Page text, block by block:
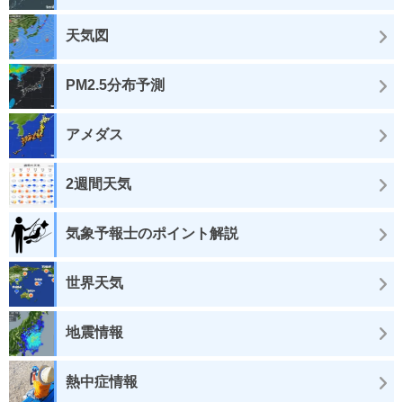
天気図
PM2.5分布予測
アメダス
2週間天気
気象予報士のポイント解説
世界天気
地震情報
熱中症情報